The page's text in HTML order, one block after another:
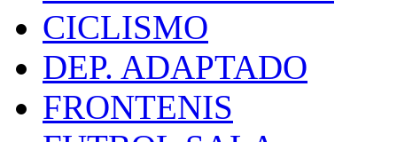
CICLISMO
DEP. ADAPTADO
FRONTENIS